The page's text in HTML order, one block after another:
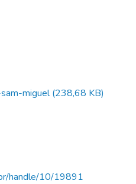
miguel(238,68 KB)
handle/10/19891